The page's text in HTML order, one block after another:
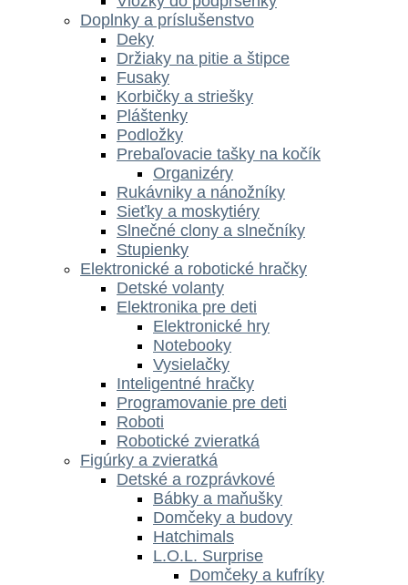
Doplnky a príslušenstvo
Deky
Držiaky na pitie a štipce
Fusaky
Korbičky a striešky
Pláštenky
Podložky
Prebaľovacie tašky na kočík
Organizéry
Rukávniky a nánožníky
Sieťky a moskytiéry
Slnečné clony a slnečníky
Stupienky
Elektronické a robotické hračky
Detské volanty
Elektronika pre deti
Elektronické hry
Notebooky
Vysielačky
Inteligentné hračky
Programovanie pre deti
Roboti
Robotické zvieratká
Figúrky a zvieratká
Detské a rozprávkové
Bábky a maňušky
Domčeky a budovy
Hatchimals
L.O.L. Surprise
Domčeky a kufríky